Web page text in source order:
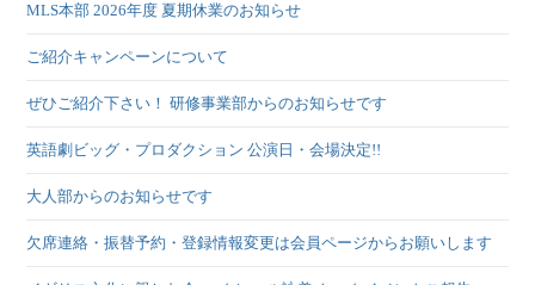
MLS本部 2026年度 夏期休業のお知らせ
ご紹介キャンペーンについて
ぜひご紹介下さい！ 研修事業部からのお知らせです
英語劇ビッグ・プロダクション 公演日・会場決定!!
大人部からのお知らせです
欠席連絡・振替予約・登録情報変更は会員ページからお願いします